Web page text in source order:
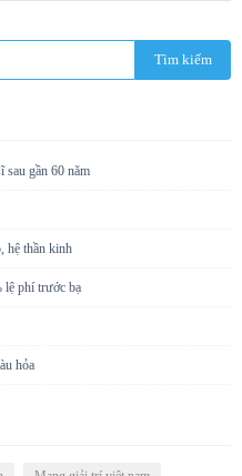
sau gần 60 năm
hệ thần kinh
lệ phí trước bạ
hỏa